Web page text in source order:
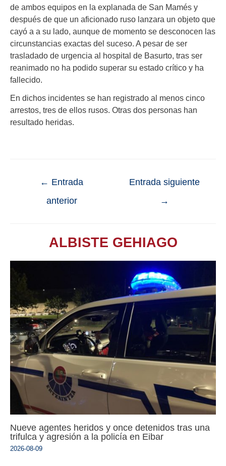
de ambos equipos en la explanada de San Mamés y
después de que un aficionado ruso lanzara un objeto que
cayó a a su lado, aunque de momento se desconocen las
circunstancias exactas del suceso. A pesar de ser
trasladado de urgencia al hospital de Basurto, tras ser
reanimado no ha podido superar su estado crítico y ha
fallecido.
En dichos incidentes se han registrado al menos cinco
arrestos, tres de ellos rusos. Otras dos personas han
resultado heridas.
← Entrada
anterior
Entrada siguiente
→
ALBISTE GEHIAGO
Nueve agentes heridos y once detenidos tras una
trifulca y agresión a la policía en Eibar
2026-08-09